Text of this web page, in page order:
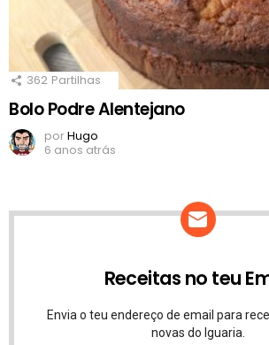
362 Partilhas
Bolo Podre Alentejano
porHugo
6 anos atrás
Receitas no teu
Envia o teu endereço de email para
novas do Iguaria.